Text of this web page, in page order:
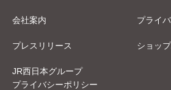
会社案内 プライ
プレスリリース ショッ
JR西日本グループ
プライバシーポリシー